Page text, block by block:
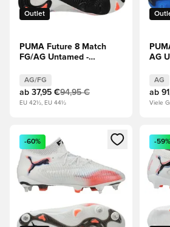
Outlet
PUMA Future 8 Match
FG/AG Untamed -
AG/FG
ab 37,95 €94,95 €
EU 42½, EU 44½
AG
AG
ab
Viele
Öffnet ein neues Fenster zum
-60% -59%